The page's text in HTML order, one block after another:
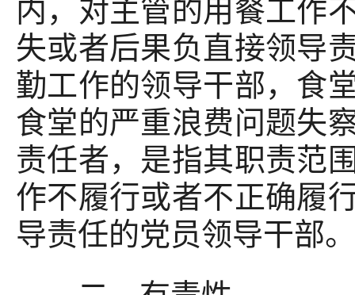
内，对主管的用餐工作
失或者后果负直接领导
勤工作的领导干部，食
食堂的严重浪费问题失
责任者，是指其职责范
作不履行或者不正确履
导责任的党员领导干部。